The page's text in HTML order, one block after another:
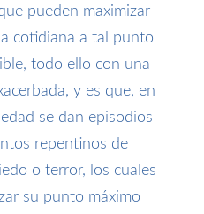
pueden maximizar
cotidiana a tal punto
todo ello con una
y es que, en
se dan episodios
repentinos de
o terror, los cuales
su punto máximo